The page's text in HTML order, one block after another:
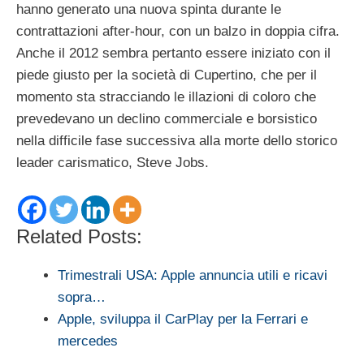
hanno generato una nuova spinta durante le
contrattazioni after-hour, con un balzo in doppia cifra.
Anche il 2012 sembra pertanto essere iniziato con il
piede giusto per la società di Cupertino, che per il
momento sta stracciando le illazioni di coloro che
prevedevano un declino commerciale e borsistico
nella difficile fase successiva alla morte dello storico
leader carismatico, Steve Jobs.
Related Posts:
Trimestrali USA: Apple annuncia utili e ricavi
sopra…
Apple, sviluppa il CarPlay per la Ferrari e
mercedes